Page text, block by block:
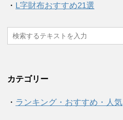
・ L字財布おすすめ21選
カテゴリー
・ ランキング・おすすめ・人気